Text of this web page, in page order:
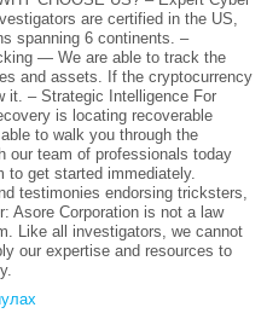
are certified in the US,
spanning 6 continents. –
— We are able to track the
and assets. If the cryptocurrency
it. – Strategic Intelligence For
is locating recoverable
to walk you through the
our team of professionals today
to get started immediately.
testimonies endorsing tricksters,
Asore Corporation is not a law
Like all investigators, we cannot
our expertise and resources to